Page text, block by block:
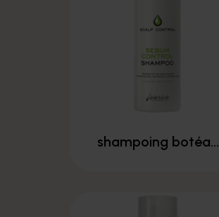
shampoing botéa...